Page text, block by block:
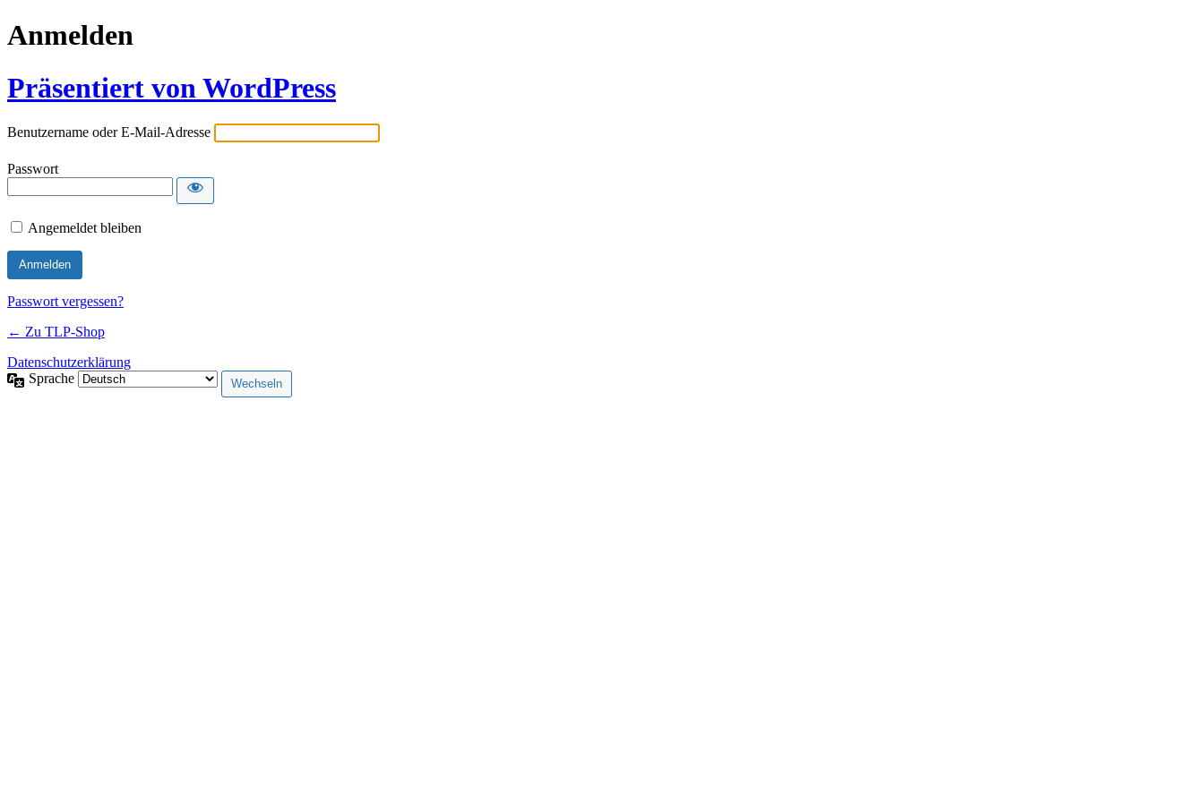
Anmelden
Präsentiert von WordPress
Benutzername oder E-Mail-Adresse
Passwort
Angemeldet bleiben
Passwort vergessen?
← Zu TLP-Shop
Datenschutzerklärung
Sprache